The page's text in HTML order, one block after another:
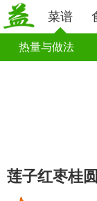
菜谱
热量与做法
莲子红枣桂